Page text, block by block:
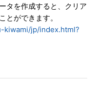
てもいいですか
ェア機能に対応していま
すか）
タを作成すると、クリア
とができます。
kiwami/jp/index.html?